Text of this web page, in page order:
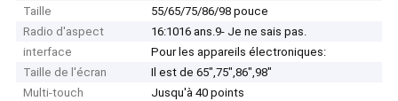
Taille
55/65/75/86/98 pouce
Radio d'aspect
16:1016 ans.9- Je ne sais pas.
interface
Pour les appareils électroniques:
Taille de l'écran
Il est de 65",75",86",98"
Multi-touch
Jusqu'à 40 points